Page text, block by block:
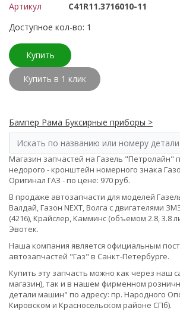
Артикул
C41R11.3716010-11
Доступное кол-во: 1
Купить
Купить в 1 клик
Бампер Рама Буксирные приборы >
Магазин запчастей на Газель "Петролайн"
недорого - кронштейн номерного знака
Оригинал ГАЗ - по цене: 970 руб.
В продаже автозапчасти для моделей
Валдай, Газон NEXT, Волга с двигателями
(4216), Крайслер, Камминс (объемом 2.8, 3.8
Эвотек.
Наша компания является официальным
автозапчастей "Газ" в Санкт-Петербурге.
Купить эту запчасть можно как через наш
магазин), так и в нашем фирменном
детали машин" по адресу: пр. Народного
Кировском и Красносельском районе СПб).